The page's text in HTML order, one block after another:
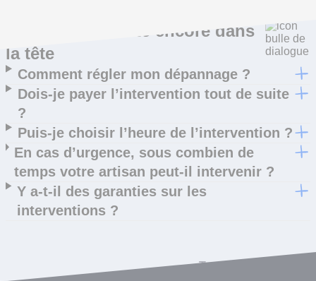
Ce qui vous trotte encore dans
la tête
Comment régler mon dépannage ?
Dois-je payer l’intervention tout de suite
?
Puis-je choisir l’heure de l’intervention ?
En cas d’urgence, sous combien de
temps votre artisan peut-il intervenir ?
Y a-t-il des garanties sur les
interventions ?
Toutes les questions